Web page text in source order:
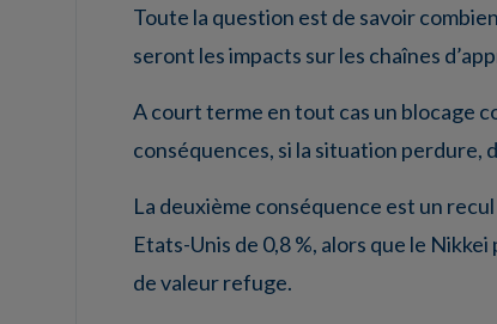
Toute la question est de savoir
seront les impacts sur les chaînes
A court terme en tout cas un blocage
conséquences, si la situation
La deuxième conséquence est un
Etats-Unis de 0,8 %, alors que le
de valeur refuge.